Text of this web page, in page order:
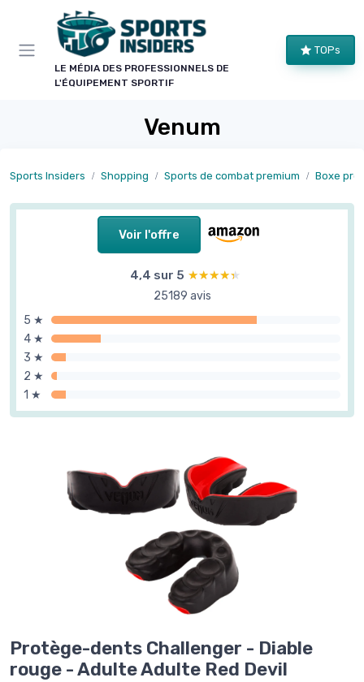
LE MÉDIA DES PROFESSIONNELS DE
L'ÉQUIPEMENT SPORTIF
TOPs
Venum
Sports Insiders Shopping Sports de combat premium Boxe
Voir l'offre
4,4 sur 5 ★★★★★
★★★★★
25189 avis
5 ★
4 ★
3 ★
2 ★
1 ★
Protège-dents Challenger - Diable
rouge - Adulte Adulte Red Devil
Panneau de gestion des cookies